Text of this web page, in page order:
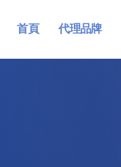
首頁 代理品牌